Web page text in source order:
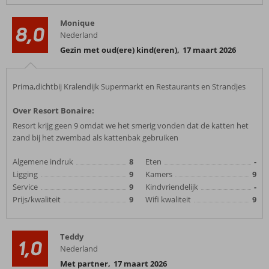
8,0
Monique
Nederland
Gezin met oud(ere) kind(eren), 17 maart 2026
Prima,dichtbij Kralendijk Supermarkt en Restaurants en Strandjes
Over Resort Bonaire:
Resort krijg geen 9 omdat we het smerig vonden dat de katten het
zand bij het zwembad als kattenbak gebruiken
Algemene indruk
8
Ligging
9
Service
9
Prijs/kwaliteit
9
Eten
-
Kamers
9
Kindvriendelijk
-
Wifi kwaliteit
9
1,0
Teddy
Nederland
Met partner, 17 maart 2026